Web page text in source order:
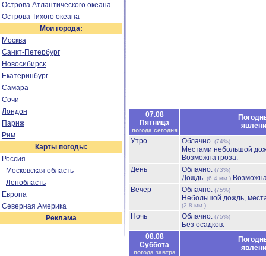
Острова Атлантического океана
Острова Тихого океана
Мои города:
Москва
Санкт-Петербург
Новосибирск
Екатеринбург
Самара
Сочи
Лондон
Париж
Рим
Карты погоды:
Россия
- Московская область
- Ленобласть
Европа
Северная Америка
Реклама
07.08
Пятница
погода сегодня
Утро
Облачно. (74%)
Местами небольшой
Возможна гроза.
День
Облачно. (73%)
Дождь. (6.4 мм.)
Вечер
Облачно. (75%)
Небольшой дождь,
(2.8 мм.)
Ночь Облачно. (75%)
Без осадков.
08.08
Суббота
погода завтра